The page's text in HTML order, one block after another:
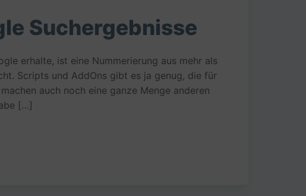
Suchergebnisse
erhalte, ist eine Nummerierung aus mehr als
Scripts und AddOns gibt es ja genug, die für
auch noch eine ganze Menge anderen
[…]